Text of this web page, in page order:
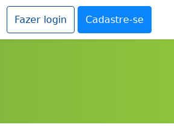
Carrinho de compras
Fazer login Cadastre-se